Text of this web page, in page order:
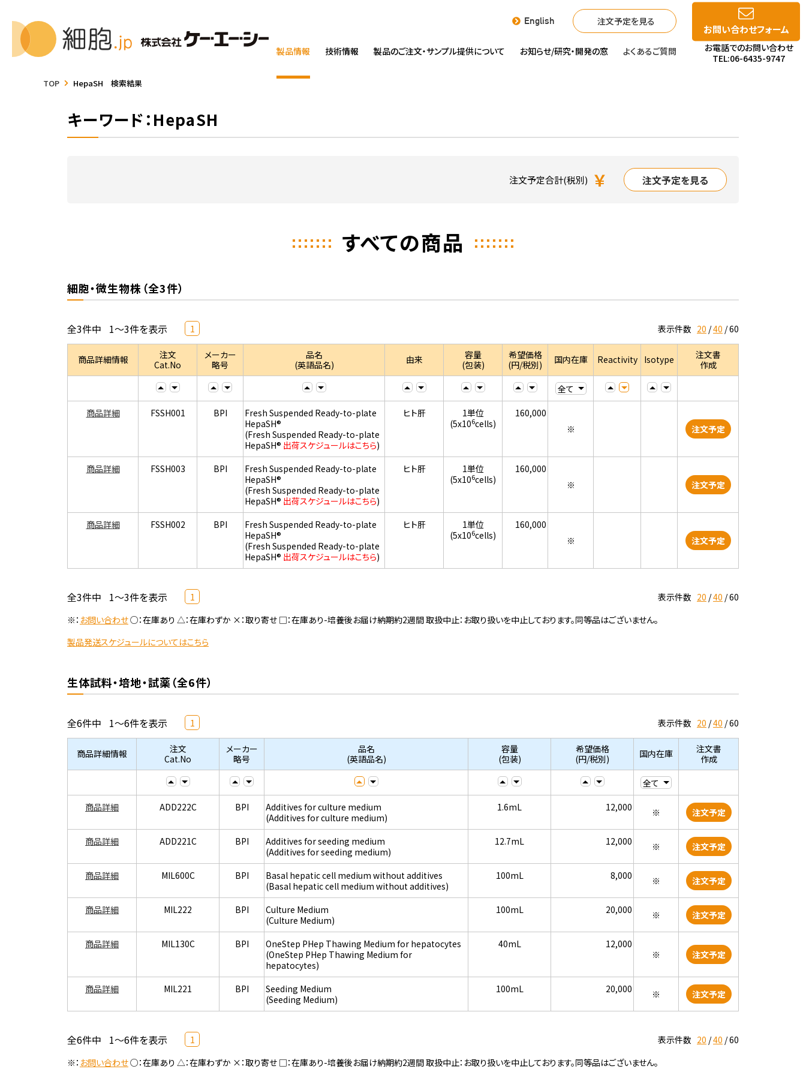
English 注文予定を見る
製品情報 技術情報 製品のご注文・サンプル提供について お知らせ/研究・開発の窓 よくあるご質問
お問い合わせフォーム
お電話でのお問い合わせ
TEL:06-6435-9747
TOP HepaSH 検索結果
キーワード：HepaSH
注文予定合計(税別) ￥ 注文予定を見る
すべての商品
細胞・微生物株（全3件）
全3件中 1～3件を表示 1 表示件数 20 40 60
商品詳細情報
注文
Cat.No
メーカー
略号
品名
(英語品名)
由来
容量
(包装)
希望価格
(円/税別)
国内在庫 Reactivity Isotype
注文書
作成
商品詳細 FSSH001 BPI
Fresh Suspended Ready-to-plate
HepaSH®
(Fresh Suspended Ready-to-plate
HepaSH® 出荷スケジュールはこちら)
ヒト肝
1単位
(5x106cells)
160,000
※
注文予定
商品詳細 FSSH003 BPI
Fresh Suspended Ready-to-plate
HepaSH®
(Fresh Suspended Ready-to-plate
HepaSH® 出荷スケジュールはこちら)
ヒト肝
1単位
(5x106cells)
160,000
※
注文予定
商品詳細 FSSH002 BPI
Fresh Suspended Ready-to-plate
HepaSH®
(Fresh Suspended Ready-to-plate
HepaSH® 出荷スケジュールはこちら)
ヒト肝
1単位
(5x106cells)
160,000
※
注文予定
全3件中 1～3件を表示 1 表示件数 20 40 60
※： お問い合わせ○：在庫あり △：在庫わずか ×：取り寄せ □：在庫あり-培養後お届け納期約2週間 取扱中止：お取り扱いを中止しております。同等品はございません。
製品発送スケジュールについてはこちら
生体試料・培地・試薬（全6件）
全6件中 1～6件を表示 1 表示件数 20 40 60
商品詳細情報
注文
Cat.No
メーカー
略号
品名
(英語品名)
容量
(包装)
希望価格
(円/税別)
国内在庫
注文書
作成
商品詳細 ADD222C BPI
Additives for culture medium
(Additives for culture medium)
1.6mL 12,000 ※ 注文予定
商品詳細 ADD221C BPI
Additives for seeding medium
(Additives for seeding medium)
12.7mL 12,000 ※ 注文予定
商品詳細 MIL600C BPI
Basal hepatic cell medium without additives
(Basal hepatic cell medium without additives)
100mL 8,000 ※ 注文予定
商品詳細 MIL222 BPI
Culture Medium
(Culture Medium)
100mL 20,000 ※ 注文予定
商品詳細 MIL130C BPI
OneStep PHep Thawing Medium for hepatocytes
(OneStep PHep Thawing Medium for
hepatocytes)
40mL
12,000
※
注文予定
商品詳細 MIL221 BPI
Seeding Medium
(Seeding Medium)
100mL 20,000 ※ 注文予定
全6件中 1～6件を表示 1 表示件数 20 40 60
※： お問い合わせ○：在庫あり △：在庫わずか ×：取り寄せ □：在庫あり-培養後お届け納期約2週間 取扱中止：お取り扱いを中止しております。同等品はございません。